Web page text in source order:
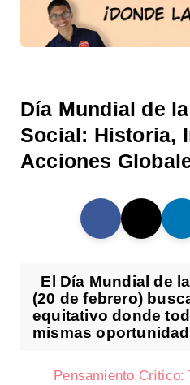
Día Mundial de
Social: Historia,
Acciones
El Día Mundial de
(20 de febrero)
equitativo donde
mismas
Pensamiento Crítico: